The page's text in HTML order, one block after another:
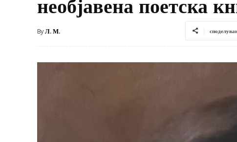
необјавена поетска
ByЛ. М.